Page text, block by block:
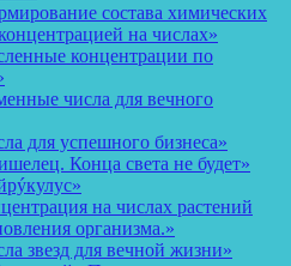
состава химических
на числах»
концентрации по
числа для вечного
для успешного бизнеса»
Конца света не будет»
на числах растений
организма.»
звезд для вечной жизни»